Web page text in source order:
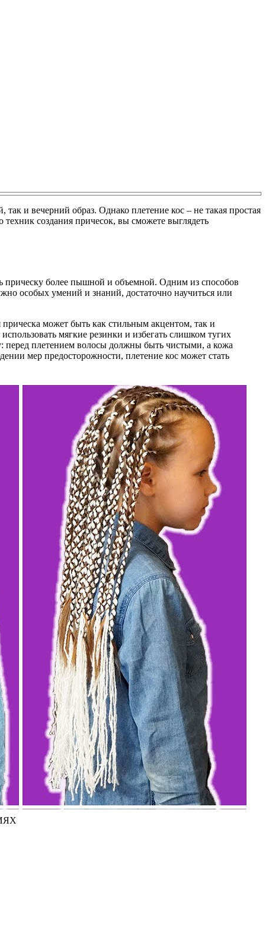
и вечерний образ. Однако плетение кос – не такая простая
техник создания причесок, вы сможете выглядеть
прическу более пышной и объемной. Одним из способов
особых умений и знаний, достаточно научиться или
может быть как стильным акцентом, так и
мягкие резинки и избегать слишком тугих
перед плетением волосы должны быть чистыми, а кожа
мер предосторожности, плетение кос может стать